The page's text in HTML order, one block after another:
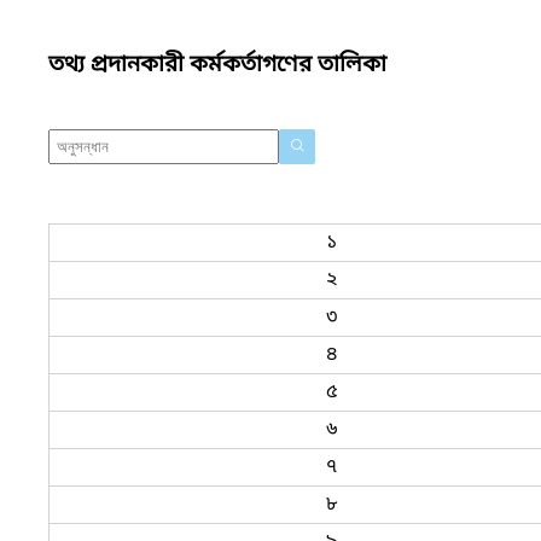
তথ্য প্রদানকারী কর্মকর্তাগণের তালিকা
১
২
৩
৪
৫
৬
৭
৮